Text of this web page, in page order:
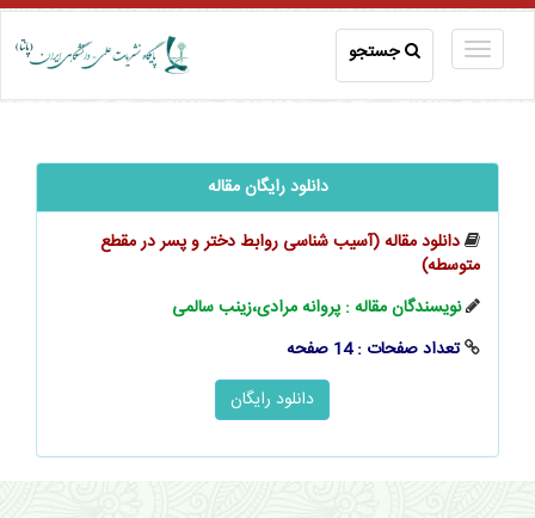
جستجو
دانلود رایگان مقاله
دانلود مقاله (آسیب ‌‌‌‌‌‌شناسی روابط دختر و پسر در مقطع
متوسطه)
نویسندگان مقاله : پروانه مرادی،زینب سالمی
تعداد صفحات : 14 صفحه